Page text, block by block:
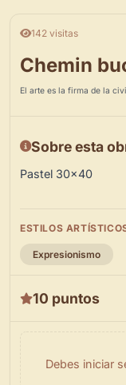
142 visitas
Chemin
El arte es la firma de la
Sobre esta
Pastel 30×40
ESTILOS
Expresionismo
10 puntos
Debes iniciar